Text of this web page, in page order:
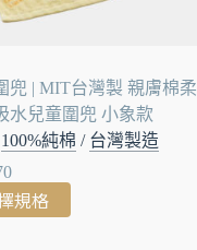
兜 | MIT台灣製 親膚棉柔
水兒童圍兜 小象款
100%純棉 / 台灣製造
規格